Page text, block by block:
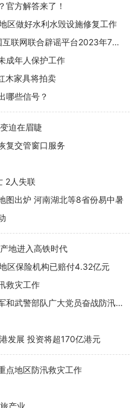
官方解答来了！
区做好水利水毁设施修复工作
打击网络谣言 共建清朗家园 中国互联网联合辟谣平台2023年7月辟谣榜
成年人保护工作
木家具将拍卖
哪些信号？
迫在眉睫
复交管窗口服务
2人失联
图出炉 河南湖北等8省份易中暑
地进入高铁时代
区保险机构已赔付4.32亿元
救灾工作
风雨中，党旗高高飘扬——解放军和武警部队广大党员奋战防汛抗洪救灾一线见闻
发展 投资将超170亿港元
点地区防汛救灾工作
产业